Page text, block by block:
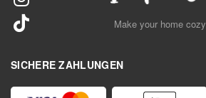
Make your home cozy
SICHERE ZAHLUNGEN